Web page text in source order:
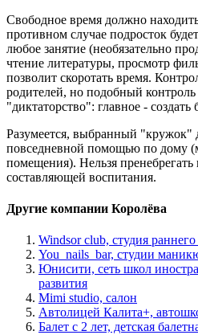
Свободное время должно
противном случае подросток
любое занятие (необязательно
чтение литературы, просмотр
позволит скоротать время.
родителей, но подобный контроль
"диктаторство": главное - создать
Разумеется, выбранный "кружок"
повседневной помощью по дому
помещения). Нельзя пренебрегать
составляющей воспитания.
Другие компании Королёва
Windsor club, студия раннего
You_nails_bar, студии
Юнисити, сеть школ
развития
Mimi studio, салон
Автолицей Калита+,
Балет с 2 лет, детская